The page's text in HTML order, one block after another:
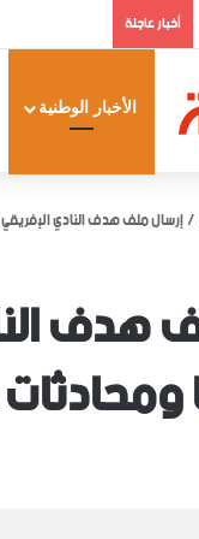
أخبار عاجلة
الأخبار الوطنية
/إرسال ملف هدف النادي الإفريقي
هدف